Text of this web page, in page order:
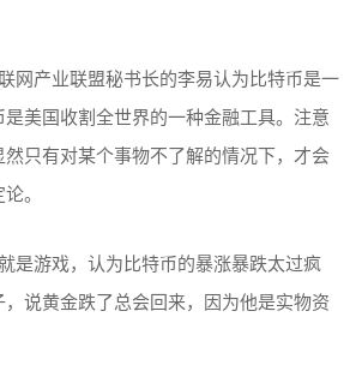
网产业联盟秘书长的李易认为比特币是一
美国收割全世界的一种金融工具。注意
只有对某个事物不了解的情况下，才会
。
是游戏，认为比特币的暴涨暴跌太过疯
说黄金跌了总会回来，因为他是实物资